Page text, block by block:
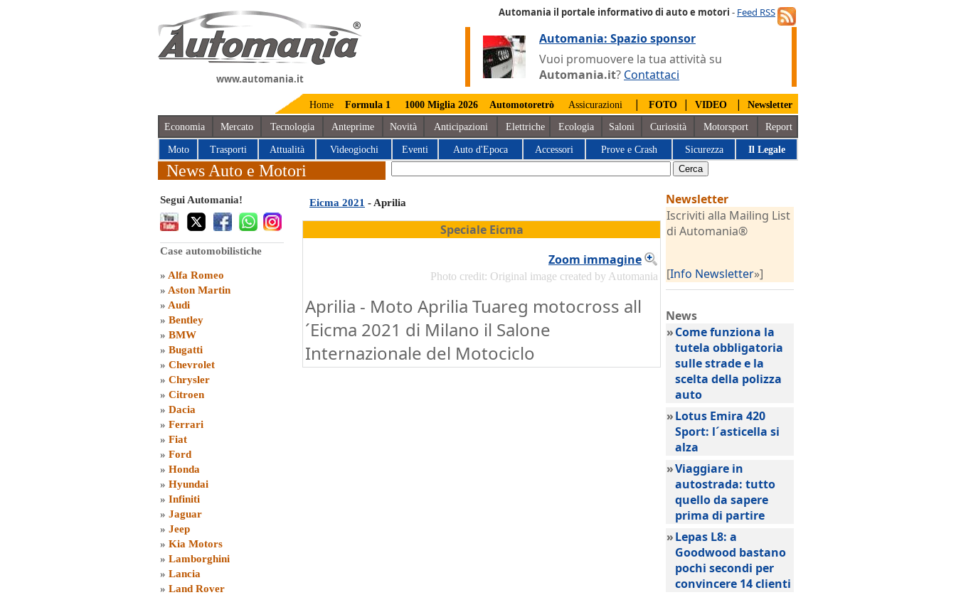
www.automania.it
Automania il portale informativo di auto e motori - Feed RSS
Automania: Spazio sponsor
Vuoi promuovere la tua attività su
Automania.it? Contattaci
Home Formula 1 1000 Miglia 2026 Automotoretrò Assicurazioni | FOTO | VIDEO | Newsletter
Economia Mercato Tecnologia Anteprime Novità Anticipazioni Elettriche Ecologia Saloni Curiosità Motorsport Report
Moto Trasporti Attualità Videogiochi Eventi Auto d'Epoca Accessori Prove e Crash Sicurezza Il Legale
News Auto e Motori
Segui Automania!
Case automobilistiche
» Alfa Romeo
» Aston Martin
» Audi
» Bentley
» BMW
» Bugatti
» Chevrolet
» Chrysler
» Citroen
» Dacia
» Ferrari
» Fiat
» Ford
» Honda
» Hyundai
» Infiniti
» Jaguar
» Jeep
» Kia Motors
» Lamborghini
» Lancia
» Land Rover
Eicma 2021 - Aprilia
Speciale Eicma
Zoom immagine
Photo credit: Original image created by Automania
Aprilia - Moto Aprilia Tuareg motocross all
´Eicma 2021 di Milano il Salone
Internazionale del Motociclo
Newsletter
Iscriviti alla Mailing List
di Automania®
[Info Newsletter»]
News
»Come funziona la
tutela obbligatoria
sulle strade e la
scelta della polizza
auto
»Lotus Emira 420
Sport: l´asticella si
alza
»Viaggiare in
autostrada: tutto
quello da sapere
prima di partire
»Lepas L8: a
Goodwood bastano
pochi secondi per
convincere 14 clienti